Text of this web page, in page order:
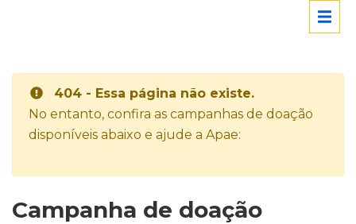
404 - Essa página não existe.
No entanto, confira as campanhas de doação
disponíveis abaixo e ajude a Apae:
Campanha de doação